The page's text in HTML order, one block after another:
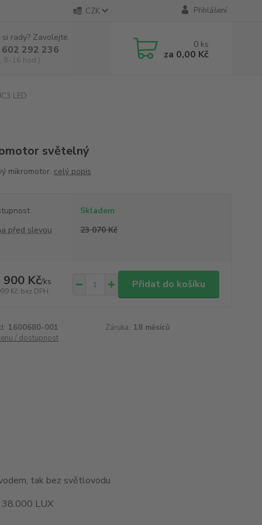
CZK Přihlášení
rady? Zavolejte.
292 236
8-16 hod.)
0 ks
za 0,00 Kč
LED
světelný
mikromotor. celý popis
Skladem
před slevou
23 070 Kč
900 Kč/ks
Kč bez DPH
Přidat do košíku
1600680-001 Záruka: 18 měsíců
/ dostupnost
tak bez světlovodu
38.000 LUX